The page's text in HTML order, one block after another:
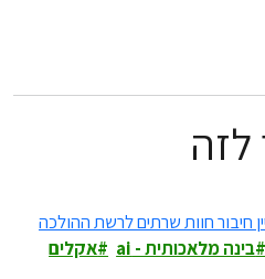
בינה מלאכותית - ai
אקלים